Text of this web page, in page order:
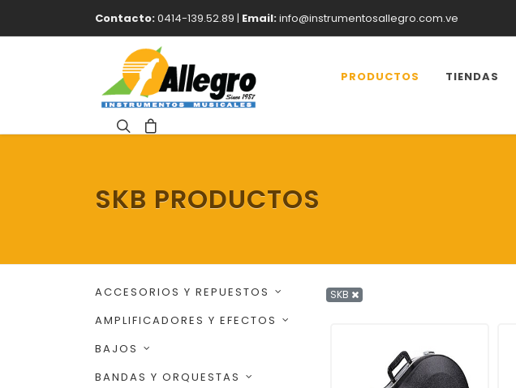
Contacto:0414-139.52.89 | Email:info@instrumentosallegro.com.ve
PRODUCTOS TIENDAS
SKB PRODUCTOS
ACCESORIOS Y REPUESTOS
AMPLIFICADORES Y EFECTOS
BAJOS
BANDAS Y ORQUESTAS
SKB